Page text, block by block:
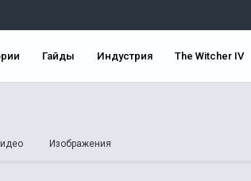
Гайды Индустрия The Witcher IV
Изображения